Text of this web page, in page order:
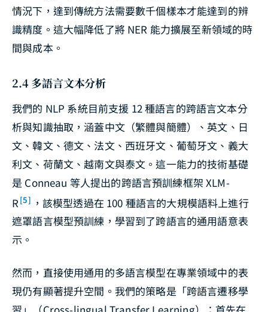
情況下，達到傳統方法需要數千個樣本才能達到的辨
識精度。這大幅降低了將 NER 能力擴展至新領域的時
間與成本。
2.4 多語言文本分析
我們的 NLP 系統目前支援 12 種語言的跨語言文本分
析與知識抽取，涵蓋中文（繁體與簡體）、英文、日
文、韓文、德文、法文、西班牙文、葡萄牙文、義大
利文、荷蘭文、越南文與泰文。這一能力的技術基礎
是 Conneau 等人提出的跨語言預訓練框架 XLM-
R [5] ，該模型透過在 100 種語言的大規模語料上進行
遮罩語言模型預訓練，學習到了跨語言的通用語意表
示。
然而，直接使用通用的多語言模型在專業領域中的表
現仍有顯著提升空間。我們的策略是「跨語言遷移學